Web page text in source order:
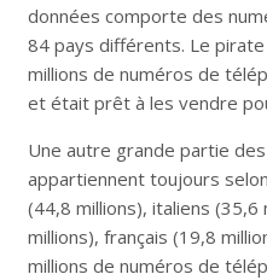
données comporte des
84 pays différents. Le
millions de numéros de
et était prêt à les vendre
Une autre grande partie
appartiennent toujours
(44,8 millions), italiens (35,6
millions), français (19,8
millions de numéros de